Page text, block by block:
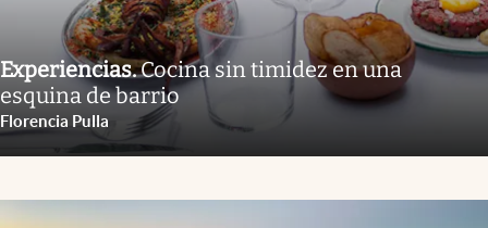
Experiencias.Cocina sin timidez en una
esquina de barrio
Florencia Pulla